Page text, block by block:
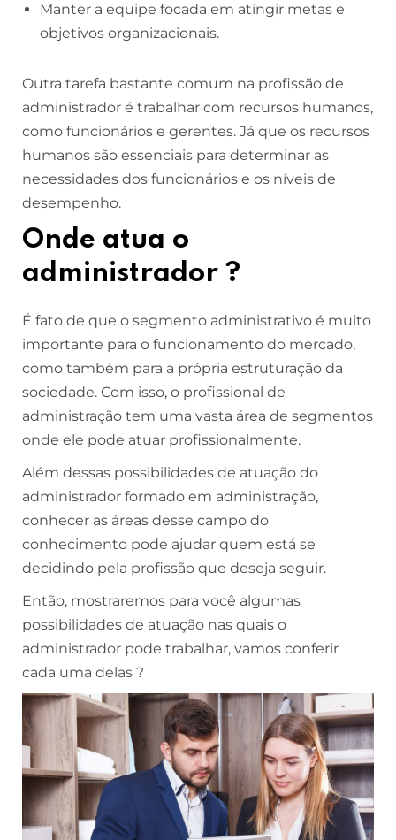
Manter a equipe focada em atingir metas e
objetivos organizacionais.
Outra tarefa bastante comum na profissão de
administrador é trabalhar com recursos humanos,
como funcionários e gerentes. Já que os recursos
humanos são essenciais para determinar as
necessidades dos funcionários e os níveis de
desempenho.
Onde atua o
administrador ?
É fato de que o segmento administrativo é muito
importante para o funcionamento do mercado,
como também para a própria estruturação da
sociedade. Com isso, o profissional de
administração tem uma vasta área de segmentos
onde ele pode atuar profissionalmente.
Além dessas possibilidades de atuação do
administrador formado em administração,
conhecer as áreas desse campo do
conhecimento pode ajudar quem está se
decidindo pela profissão que deseja seguir.
Então, mostraremos para você algumas
possibilidades de atuação nas quais o
administrador pode trabalhar, vamos conferir
cada uma delas ?